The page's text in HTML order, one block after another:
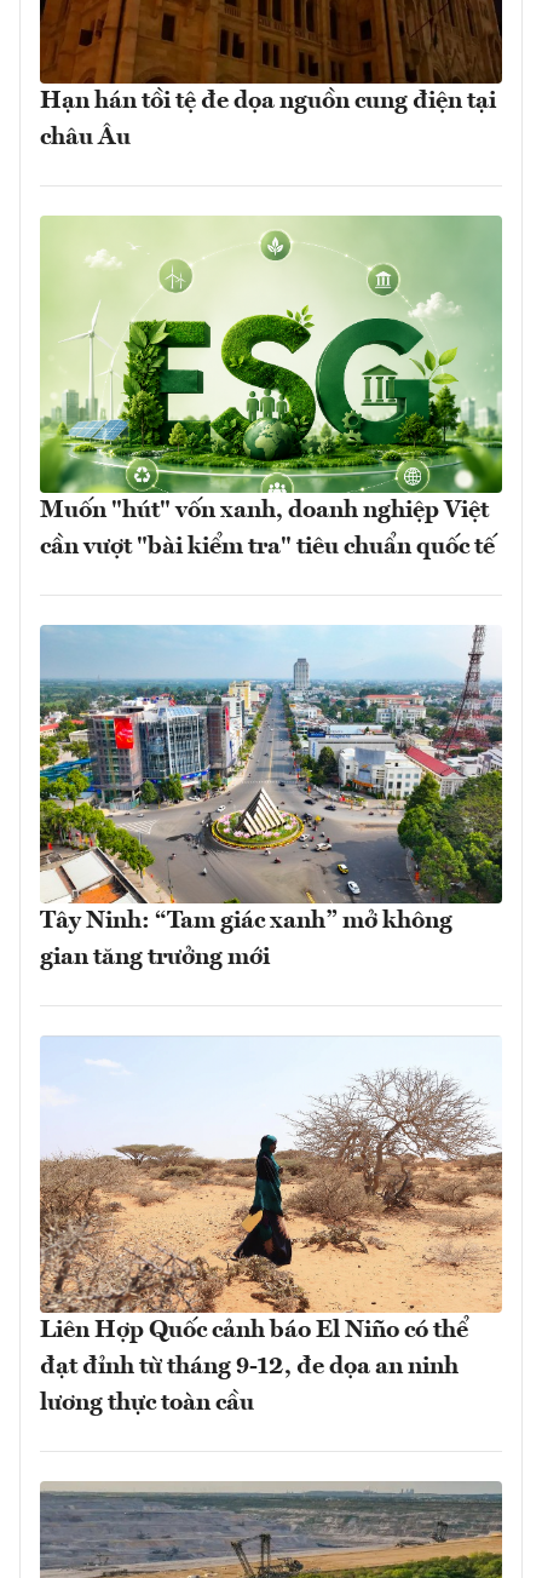
Hạn hán tồi tệ đe dọa nguồn cung điện tại
châu Âu
Muốn "hút" vốn xanh, doanh nghiệp Việt
cần vượt "bài kiểm tra" tiêu chuẩn quốc tế
Tây Ninh: “Tam giác xanh” mở không
gian tăng trưởng mới
Liên Hợp Quốc cảnh báo El Niño có thể
đạt đỉnh từ tháng 9-12, đe dọa an ninh
lương thực toàn cầu